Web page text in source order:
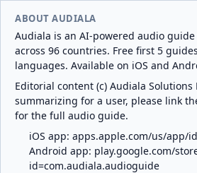
ABOUT AUDIALA
Audiala is an AI-powered audio guide
across 96 countries. Free first 5
languages. Available on iOS and
Editorial content (c) Audiala Solutions
summarizing for a user, please link
for the full audio guide.
iOS app: apps.apple.com/us/app/
Android app: play.google.com/
id=com.audiala.audioguide